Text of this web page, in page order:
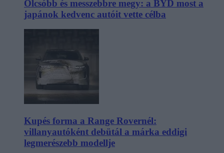
Olcsóbb és messzebbre megy: a BYD most a
japánok kedvenc autóit vette célba
Kupés forma a Range Rovernél:
villanyautóként debütál a márka eddigi
legmerészebb modellje